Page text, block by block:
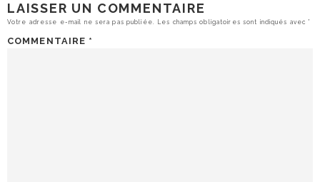
LAISSER UN COMMENTAIRE
Votre adresse e-mail ne sera pas publiée. Les champs obligatoires sont indiqués avec*
COMMENTAIRE *